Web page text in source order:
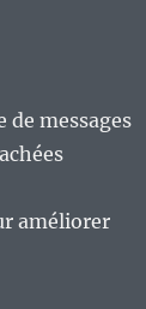
messages
améliorer